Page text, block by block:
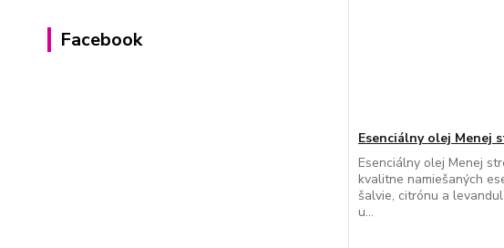
Facebook
Esenciálny olej Menej
Esenciálny olej Menej
kvalitne namiešaných
šalvie, citrónu a
u...